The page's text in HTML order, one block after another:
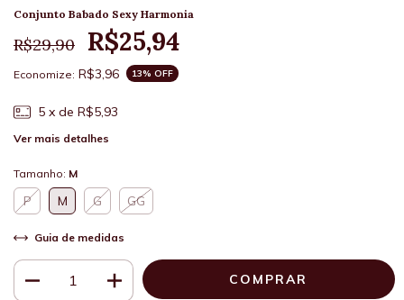
Conjunto Babado Sexy Harmonia
R$29,90 R$25,94
Economize: R$3,96 13% OFF
5 x de R$5,93
Ver mais detalhes
Tamanho: M
P M G GG
Guia de medidas